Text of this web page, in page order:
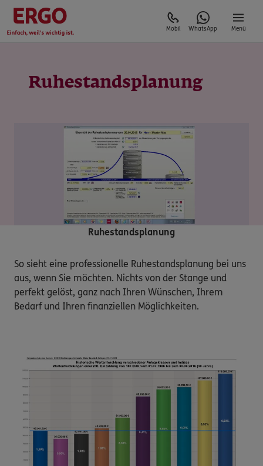
Mobil WhatsApp Menü
Ruhestandsplanung
Ruhestandsplanung
So sieht eine professionelle Ruhestandsplanung bei uns
aus, wenn Sie möchten. Nichts von der Stange und
perfekt gelöst, ganz nach Ihren Wünschen, Ihrem
Bedarf und Ihren finanziellen Möglichkeiten.